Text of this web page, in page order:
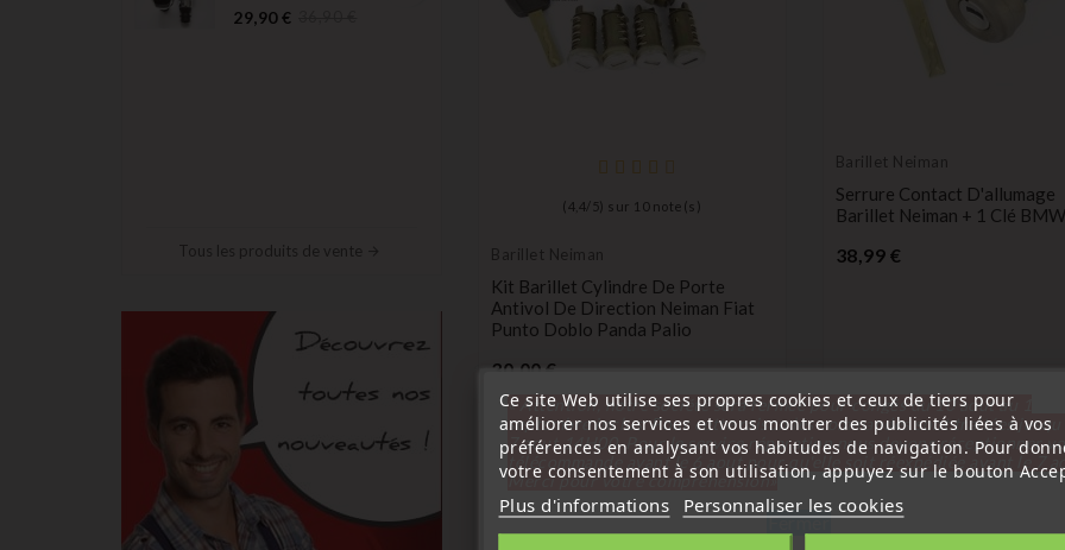
Prix
29,90 €
Tous les produits de vente
( 4,4/ 5) sur 10note(s)
Barillet Neiman
Kit Barillet Cylindre De Porte
Antivol De Direction Neiman Fiat
Punto Doblo Panda Palio
30,00 €Prix
Barillet Neiman
Serrure Contact D'allumage
Barillet Neiman + 1 Clé
38,99 €
favorite_border
Ce site Web utilise ses propres cookies et ceux de tiers pour
améliorer nos services et vous montrer des publicités liées à vos
préférences en analysant vos habitudes de navigation. Pour
votre consentement à son utilisation, appuyez sur le bouton
Plus d'informations Personnaliser les cookies
« Attention, notre société sera fermée pour congés du 10 aout au 1
septembre inclus. Pour cette raison les commandes sont traitées
7 aout 14H00. Pour le service réparation nous devons réceptionner
télécommande avant le 6 aout pour qu'elle soit réexpédiée avant le 7
Merci pour votre compréhension»
Fermer